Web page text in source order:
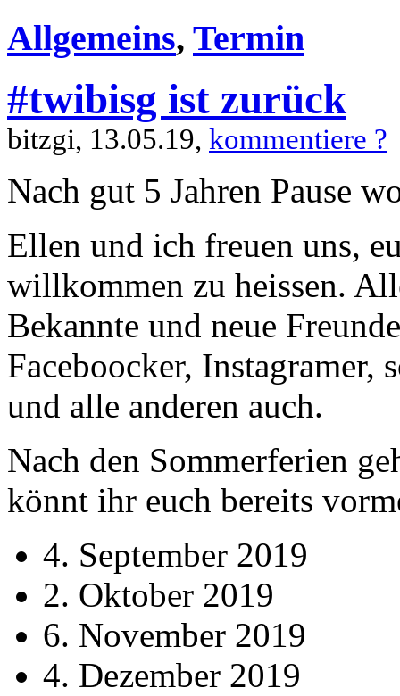
Allgemeins, Termin
#twibisg ist zurück
bitzgi, 13.05.19, kommentiere ?
Nach gut 5 Jahren Pause
Ellen und ich freuen uns,
willkommen zu heissen.
Bekannte und neue
Faceboocker, Instagramer,
und alle anderen auch.
Nach den Sommerferien
könnt ihr euch bereits
4. September 2019
2. Oktober 2019
6. November 2019
4. Dezember 2019